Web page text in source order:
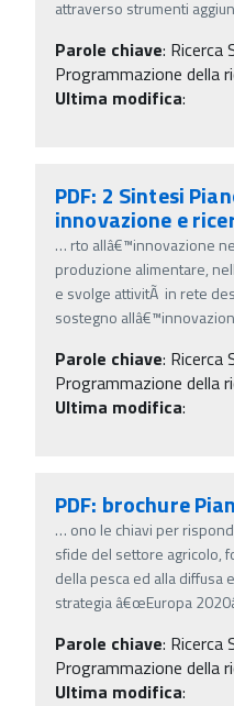
attraverso strumenti
Parole chiave: Ricerca
Programmazione della
Ultima modifica:
PDF: 2 Sintesi
innovazione e
… rto allâ€™innovazione
produzione alimentare,
e svolge attivitÃ in rete
sostegno
Parole chiave: Ricerca
Programmazione della
Ultima modifica:
PDF: brochure
… ono le chiavi per
sfide del settore agricolo,
della pesca ed alla diffusa
strategia â€œEuropa
Parole chiave: Ricerca
Programmazione della
Ultima modifica: